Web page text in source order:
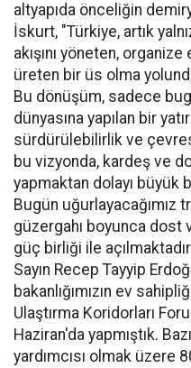
altyapıda önceliğin
İskurt, "Türkiye, artık
akışını yöneten,
üreten bir üs olma
Bu dönüşüm, sadece
dünyasına yapılan bir
sürdürülebilirlik ve
bu vizyonda, kardeş ve
yapmaktan dolayı büyük
Bugün uğurlayacağımız
güzergahı boyunca dost
güç birliği ile açılmaktadır.
Sayın Recep Tayyip
bakanlığımızın ev
Ulaştırma Koridorları
Haziran'da yapmıştık.
yardımcısı olmak üzere